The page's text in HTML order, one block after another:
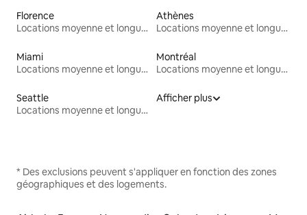
Florence
Locations moyenne et longue durée
Athènes
Locations moyenne et longue durée
Miami
Locations moyenne et longue durée
Montréal
Locations moyenne et longue durée
Seattle
Locations moyenne et longue durée
Afficher plus
* Des exclusions peuvent s'appliquer en fonction des zones
géographiques et des logements.